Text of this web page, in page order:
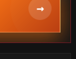
→